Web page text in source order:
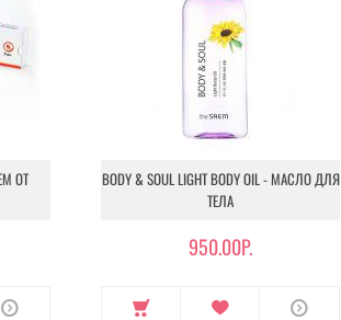
ОТ
BODY & SOUL LIGHT BODY OIL - МАСЛО ДЛЯ
ТЕЛА
950.00Р.